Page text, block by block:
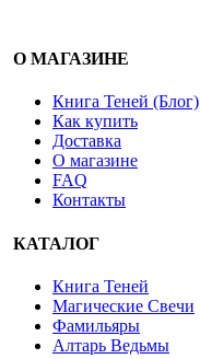
О МАГАЗИНЕ
Книга Теней (Блог)
Как купить
Доставка
О магазине
FAQ
Контакты
КАТАЛОГ
Книга Теней
Магические Свечи
Фамильяры
Алтарь Ведьмы